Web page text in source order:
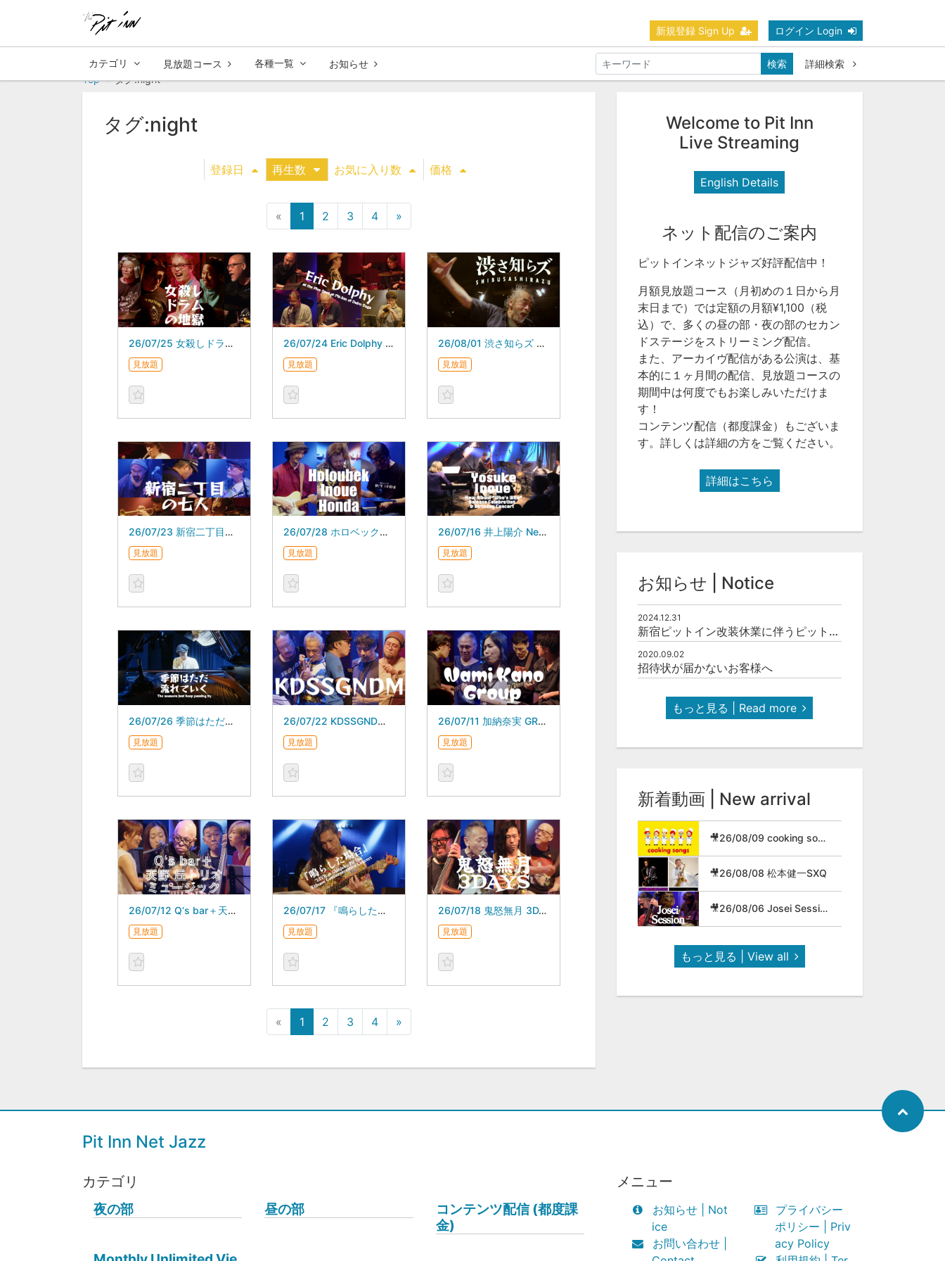
新規登録 Sign Up ログイン Login
カテゴリ 見放題コース 各種一覧 お知らせ 検索
詳細検索
Top
タグ:night
タグ:night
登録日 再生数 お気に入り数 価格
« 1 2 3 4 »
26/07/25 女殺しドラムの地獄 スガダイロー 5DAYS
見放題
26/07/24 Eric Dolphy at the Five Spot at Pit-Inn of Dairo Suga スガダイロー 5DAYS
見放題
26/08/01 渋さ知らズ オーケストラ
見放題
26/07/23 新宿二丁目の七人 スガダイロー 5DAYS
見放題
26/07/28 ホロベック井上本田
見放題
26/07/16 井上陽介 Newアルバム「Who’s Who」発売記念＆バースデイライブ
見放題
26/07/26 季節はただ流れていく スガダイロー 5DAYS
見放題
26/07/22 KDSSGNDM スガダイロー 5DAYS
見放題
26/07/11 加納奈実 GROUP
見放題
26/07/12 Q‘s bar＋天野 丘トリオ・ミュージック
見放題
26/07/17 『鳴らした場合』 "｢LIVE at Shinjuku Pit Inn｣ 発売記念ライブ”
見放題
26/07/18 鬼怒無月 3DAYS
見放題
« 1 2 3 4 »
Welcome to Pit Inn
Live Streaming
English Details
ネット配信のご案内
ピットインネットジャズ好評配信中！
月額見放題コース（月初めの１日から月
末日まで）では定額の月額¥1,100（税
込）で、多くの昼の部・夜の部のセカン
ドステージをストリーミング配信。
また、アーカイヴ配信がある公演は、基
本的に１ヶ月間の配信、見放題コースの
期間中は何度でもお楽しみいただけま
す！
コンテンツ配信（都度課金）もございま
す。詳しくは詳細の方をご覧ください。
詳細はこちら
お知らせ | Notice
2024.12.31
新宿ピットイン改装休業に伴うピットインネットジャズのご案内
2020.09.02
招待状が届かないお客様へ
もっと見る | Read more
新着動画 | New arrival
🎥26/08/09 cooking songs
🎥26/08/08 松本健一SXQ
🎥26/08/06 Josei Session
もっと見る | View all
Pit Inn Net Jazz
カテゴリ
夜の部
昼の部
コンテンツ配信 (都度課
金)
メニュー
お知らせ | Not
ice
お問い合わせ |
プライバシー
ポリシー | Priv
acy Policy